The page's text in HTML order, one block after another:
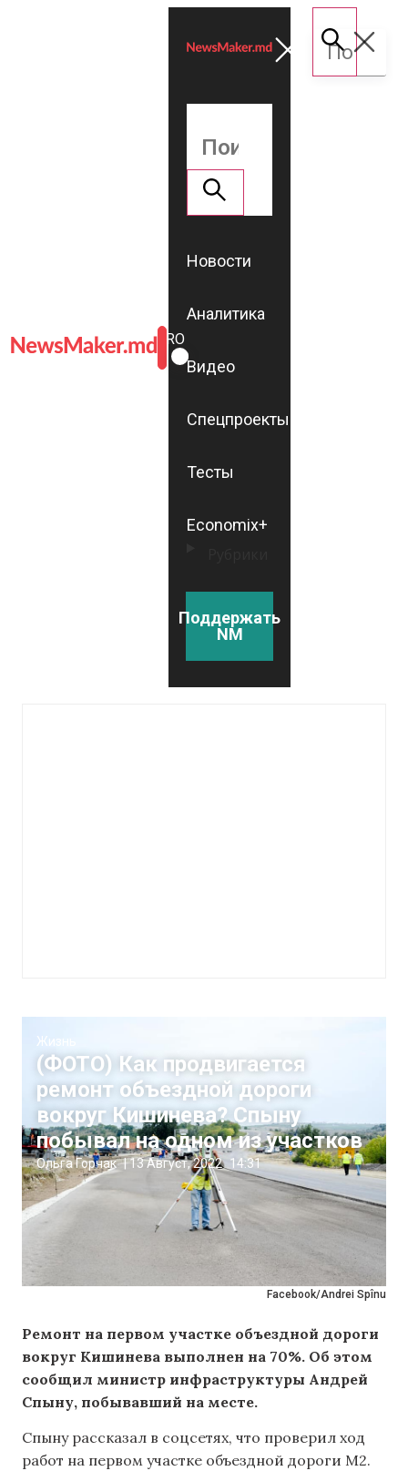
ROMÂNĂ
RU
Новости
Аналитика
Видео
Спецпроекты
Тесты
Economix+
Поддержать
NM
Facebook/Andrei Spînu
Жизнь
(ФОТО) Как продвигается
ремонт объездной дороги
вокруг Кишинева? Спыну
побывал на одном из участков
Ольга Горчак | 13 Август, 2022 14:31
Ремонт на первом участке объездной дороги
вокруг Кишинева выполнен на 70%. Об этом
сообщил министр инфраструктуры Андрей
Спыну, побывавший на месте.
Спыну рассказал в соцсетях, что проверил ход
работ на первом участке объездной дороги M2.